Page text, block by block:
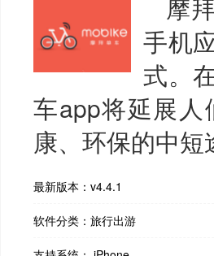
摩
手机
式。
车app将延展
康、环保的中短
最新版本：v4.4.1
软件分类：旅行出游